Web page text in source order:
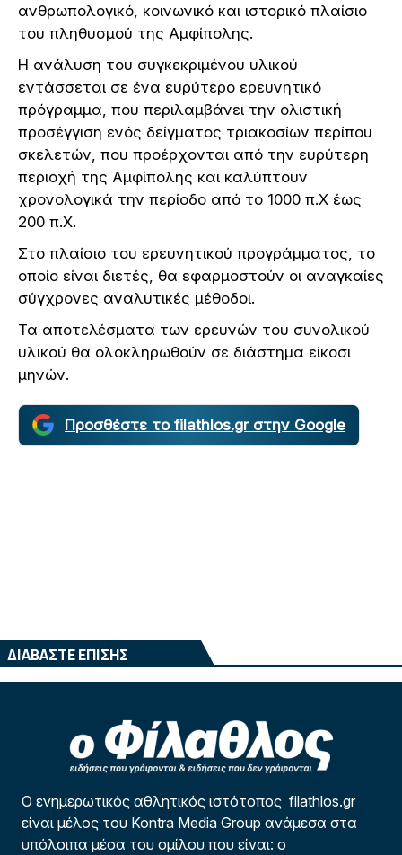
ανθρωπολογικό, κοινωνικό και ιστορικό πλαίσιο
του πληθυσμού της Αμφίπολης.
Η ανάλυση του συγκεκριμένου υλικού
εντάσσεται σε ένα ευρύτερο ερευνητικό
πρόγραμμα, που περιλαμβάνει την ολιστική
προσέγγιση ενός δείγματος τριακοσίων περίπου
σκελετών, που προέρχονται από την ευρύτερη
περιοχή της Αμφίπολης και καλύπτουν
χρονολογικά την περίοδο από το 1000 π.Χ έως
200 π.Χ.
Στο πλαίσιο του ερευνητικού προγράμματος, το
οποίο είναι διετές, θα εφαρμοστούν οι αναγκαίες
σύγχρονες αναλυτικές μέθοδοι.
Τα αποτελέσματα των ερευνών του συνολικού
υλικού θα ολοκληρωθούν σε διάστημα είκοσι
μηνών.
Προσθέστε το filathlos.gr στην Google
ΔΙΑΒΑΣΤΕ ΕΠΙΣΗΣ
Ο ενημερωτικός αθλητικός ιστότοπος filathlos.gr
είναι μέλος του Kontra Media Group ανάμεσα στα
υπόλοιπα μέσα του ομίλου που είναι: ο